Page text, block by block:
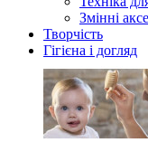
Змінні
Творчість
Гігієна і догляд